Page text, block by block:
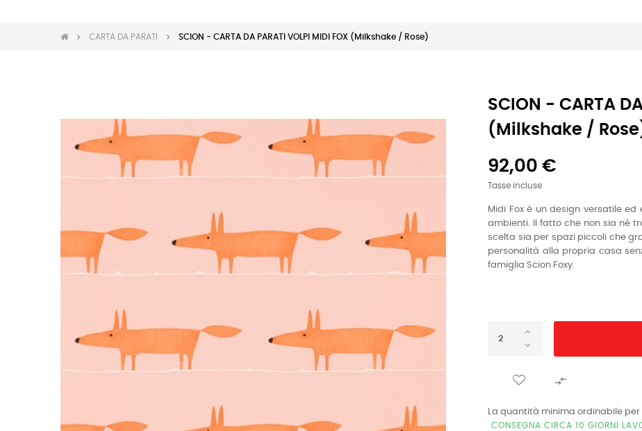
CARTA DA PARATI SCION - CARTA DA PARATI VOLPI MIDI FOX (Milkshake / Rose)
SCION - CARTA
(Milkshake /
92,00 €
Tasse incluse
Midi Fox è un design versatile
ambienti. Il fatto che non sia né
scelta sia per spazi piccoli che
personalità alla propria casa
famiglia Scion Foxy.

La quantità minima ordinabile per
CONSEGNA CIRCA 10 GIORNI